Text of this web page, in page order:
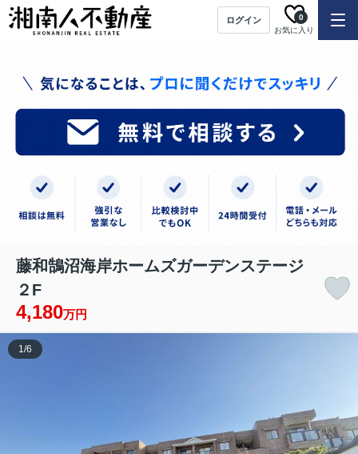
ログイン
お気に入り
0
藤和鵠沼海岸ホームズガーデンステージ
２F
4,180万円
1/6